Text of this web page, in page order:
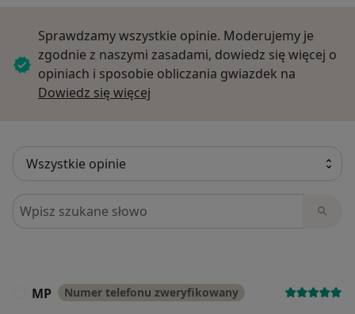
Sprawdzamy wszystkie opinie. Moderujemy je
zgodnie z naszymi zasadami, dowiedz się więcej o
opiniach i sposobie obliczania gwiazdek na
Dowiedz się więcej
Szukaj w opiniach
MP Numer telefonu zweryfikowany